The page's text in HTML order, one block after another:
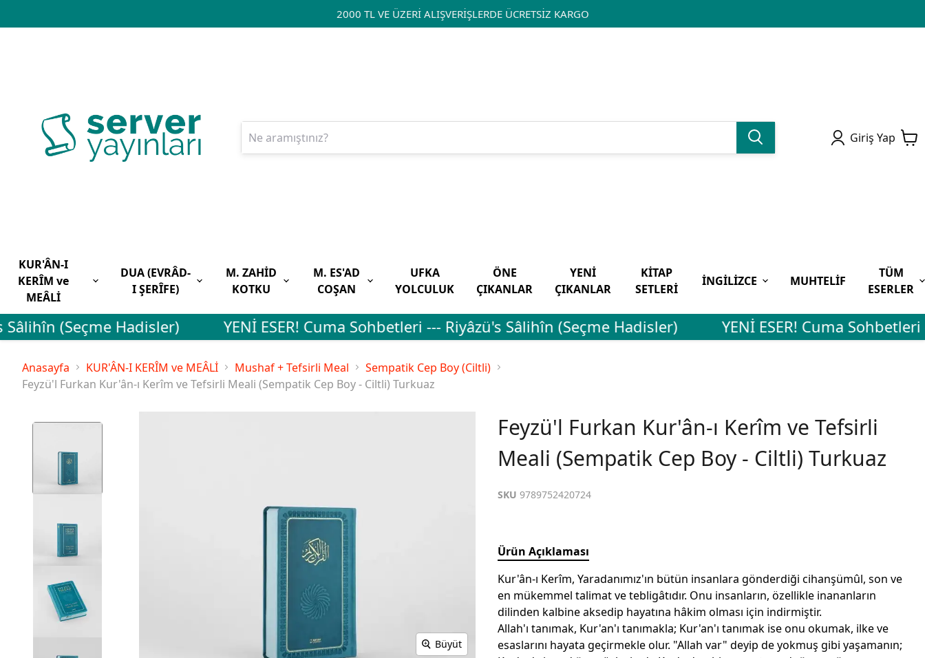
2000 TL VE ÜZERİ ALIŞVERİŞLERDE ÜCRETSİZ KARGO
Giriş Yap
KUR'ÂN-I
KERÎM ve
MEÂLİ
DUA (EVRÂD-
I ŞERÎFE)
M. ZAHİD
KOTKU
M. ES'AD
COŞAN
UFKA
YOLCULUK
ÖNE
ÇIKANLAR
YENİ
ÇIKANLAR
KİTAP
SETLERİ
İNGİLİZCE MUHTELİF
TÜM
ESERLER
(Seçme Hadisler) YENİ ESER! Cuma Sohbetleri --- Riyâzü's Sâlihîn (Seçme Hadisler) YENİ ESER! Cuma Sohbetleri
Anasayfa KUR'ÂN-I KERÎM ve MEÂLİ Mushaf + Tefsirli Meal
Sempatik Cep Boy (Ciltli)
Feyzü'l Furkan Kur'ân-ı Kerîm ve Tefsirli Meali (Sempatik Cep Boy - Ciltli) Turkuaz
Büyüt
Feyzü'l Furkan Kur'ân-ı Kerîm ve Tefsirli
Meali (Sempatik Cep Boy - Ciltli) Turkuaz
SKU 9789752420724
Ürün Açıklaması
Kur'ân-ı Kerîm, Yaradanımız'ın bütün insanlara gönderdiği cihanşümûl, son ve
en mükemmel talimat ve tebligâtıdır. Onu insanların, özellikle inananların
dilinden kalbine aksedip hayatına hâkim olması için indirmiştir.
Allah'ı tanımak, Kur'an'ı tanımakla; Kur'an'ı tanımak ise onu okumak, ilke ve
esaslarını hayata geçirmekle olur. "Allah var" deyip de yokmuş gibi yaşamanın;